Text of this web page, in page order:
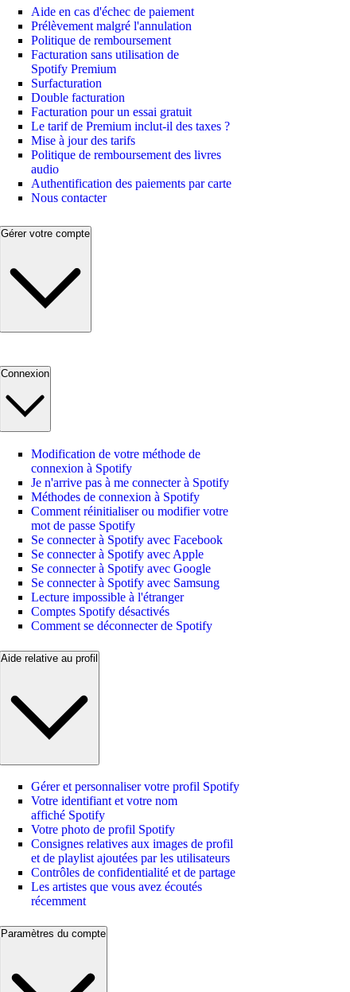
Aide en cas d'échec de paiement
Prélèvement malgré l'annulation
Politique de remboursement
Facturation sans utilisation de
Spotify Premium
Surfacturation
Double facturation
Facturation pour un essai gratuit
Le tarif de Premium inclut-il des taxes ?
Mise à jour des tarifs
Politique de remboursement des livres
audio
Authentification des paiements par carte
Nous contacter
Gérer votre compte
Connexion
Modification de votre méthode de
connexion à Spotify
Je n'arrive pas à me connecter à Spotify
Méthodes de connexion à Spotify
Comment réinitialiser ou modifier votre
mot de passe Spotify
Se connecter à Spotify avec Facebook
Se connecter à Spotify avec Apple
Se connecter à Spotify avec Google
Se connecter à Spotify avec Samsung
Lecture impossible à l'étranger
Comptes Spotify désactivés
Comment se déconnecter de Spotify
Aide relative au profil
Gérer et personnaliser votre profil Spotify
Votre identifiant et votre nom
affiché Spotify
Votre photo de profil Spotify
Consignes relatives aux images de profil
et de playlist ajoutées par les utilisateurs
Contrôles de confidentialité et de partage
Les artistes que vous avez écoutés
récemment
Paramètres du compte